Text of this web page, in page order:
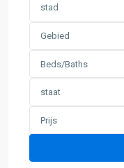
stad
Gebied
Beds/Baths
staat
Prijs